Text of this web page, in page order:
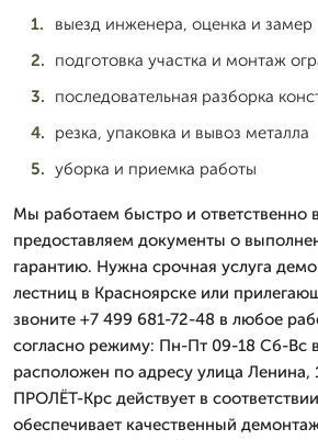
выезд инженера, оценка и замер
подготовка участка и монтаж
последовательная разборка
резка, упаковка и вывоз металла
уборка и приемка работы
Мы работаем быстро и ответственно
предоставляем документы о
гарантию. Нужна срочная услуга
лестниц в Красноярске или
звоните +7 499 681-72-48 в любое
согласно режиму: Пн-Пт 09-18 Сб-Вс
расположен по адресу улица Ленина,
ПРОЛЁТ-Крс действует в
обеспечивает качественный